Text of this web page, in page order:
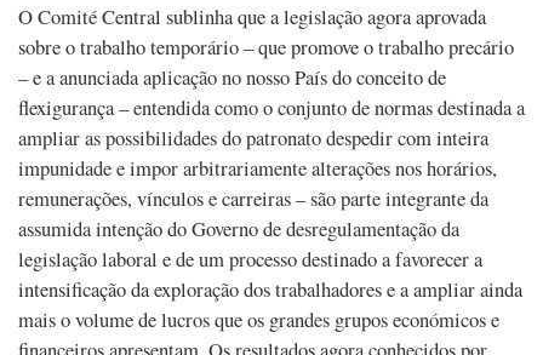
O Comité Central sublinha que a legislação agora aprovada
sobre o trabalho temporário – que promove o trabalho precário
– e a anunciada aplicação no nosso País do conceito de
flexigurança – entendida como o conjunto de normas destinada a
ampliar as possibilidades do patronato despedir com inteira
impunidade e impor arbitrariamente alterações nos horários,
remunerações, vínculos e carreiras – são parte integrante da
assumida intenção do Governo de desregulamentação da
legislação laboral e de um processo destinado a favorecer a
intensificação da exploração dos trabalhadores e a ampliar ainda
mais o volume de lucros que os grandes grupos económicos e
financeiros apresentam. Os resultados agora conhecidos por